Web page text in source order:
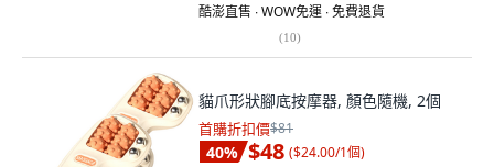
酷澎直售 ∙ WOW免運 ∙ 免費退貨
(10)
貓爪形狀腳底按摩器, 顏色隨機, 2個
首購折扣價$81
40% $48 ($24.00/1個)